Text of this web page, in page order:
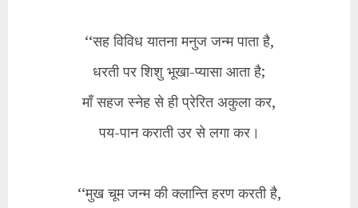
‘‘सह विविध यातना मनुज जन्म पाता है,
धरती पर शिशु भूखा-प्यासा आता है;
माँ सहज स्नेह से ही प्रेरित अकुला कर,
पय-पान कराती उर से लगा कर।
‘‘मुख चूम जन्म की क्लान्ति हरण करती है,